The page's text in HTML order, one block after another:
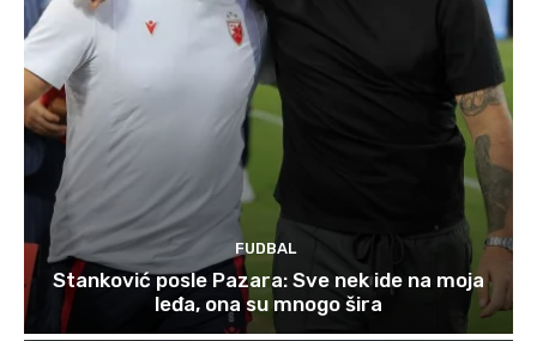
FUDBAL
Stanković posle Pazara: Sve nek ide na moja
leđa, ona su mnogo šira